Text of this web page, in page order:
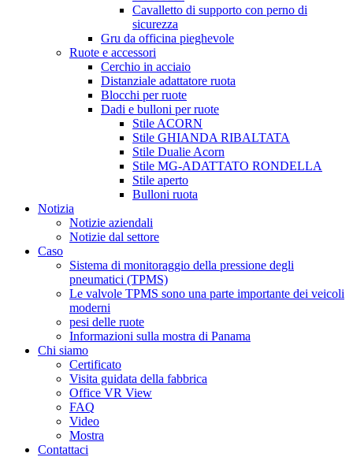
Cavalletto di supporto con perno di
sicurezza
Gru da officina pieghevole
Ruote e accessori
Cerchio in acciaio
Distanziale adattatore ruota
Blocchi per ruote
Dadi e bulloni per ruote
Stile ACORN
Stile GHIANDA RIBALTATA
Stile Dualie Acorn
Stile MG-ADATTATO RONDELLA
Stile aperto
Bulloni ruota
Notizia
Notizie aziendali
Notizie dal settore
Caso
Sistema di monitoraggio della pressione degli
pneumatici (TPMS)
Le valvole TPMS sono una parte importante dei veicoli
moderni
pesi delle ruote
Informazioni sulla mostra di Panama
Chi siamo
Certificato
Visita guidata della fabbrica
Office VR View
FAQ
Video
Mostra
Contattaci